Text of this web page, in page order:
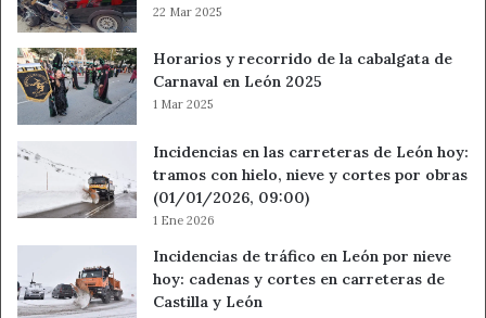
22 Mar 2025
Horarios y recorrido de la cabalgata de
Carnaval en León 2025
1 Mar 2025
Incidencias en las carreteras de León hoy:
tramos con hielo, nieve y cortes por obras
(01/01/2026, 09:00)
1 Ene 2026
Incidencias de tráfico en León por nieve
hoy: cadenas y cortes en carreteras de
Castilla y León